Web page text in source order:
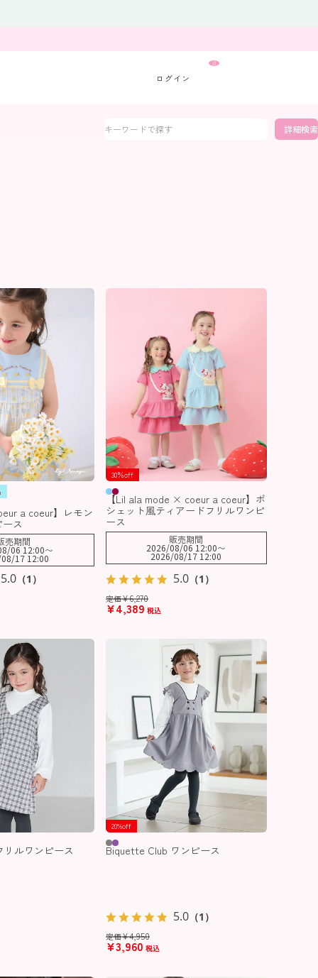
0
詳細検索
a coeur】レモン
ス
5.0（1）
売期間
06 12:00〜
17 12:00
30％off
【Lil ala mode × coeur a coeur】ポ
シェット風ティアードフリルワンピ
ース
定価¥6,270
¥4,389 税込
5.0（1）
販売期間
2026/08/06 12:00〜
2026/08/17 12:00
リルワンピース
20%off
Biquette Club ワンピース
定価¥4,950
¥3,960 税込
5.0（1）